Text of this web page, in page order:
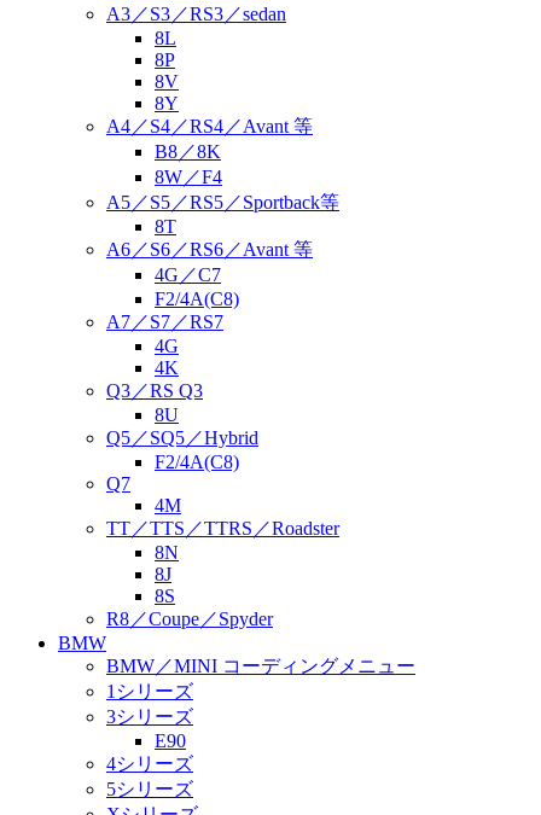
A3／S3／RS3／sedan
8L
8P
8V
8Y
A4／S4／RS4／Avant 等
B8／8K
8W／F4
A5／S5／RS5／Sportback等
8T
A6／S6／RS6／Avant 等
4G／C7
F2/4A(C8)
A7／S7／RS7
4G
4K
Q3／RS Q3
8U
Q5／SQ5／Hybrid
F2/4A(C8)
Q7
4M
TT／TTS／TTRS／Roadster
8N
8J
8S
R8／Coupe／Spyder
BMW
BMW／MINI コーディングメニュー
1シリーズ
3シリーズ
E90
4シリーズ
5シリーズ